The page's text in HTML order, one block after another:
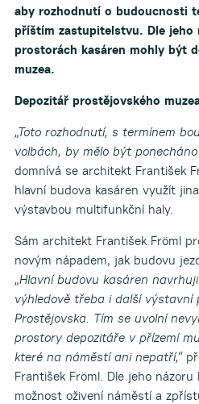
aby rozhodnutí o budoucnosti
příštím zastupitelstvu. Dle jeho
prostorách kasáren mohly být
muzea.
Depozitář prostějovského
„Toto rozhodnutí, s termínem
volbách, by mělo být
domnívá se architekt František
hlavní budova kasáren využít
výstavbou multifunkční haly.
Sám architekt František Fröml
novým nápadem, jak budovu
„Hlavní budovu kasáren
výhledově třeba i další výstavní
Prostějovska. Tím se uvolní
prostory depozitáře v přízemí
které na náměstí ani nepatří,“
František Fröml. Dle jeho
možnost oživení náměstí a